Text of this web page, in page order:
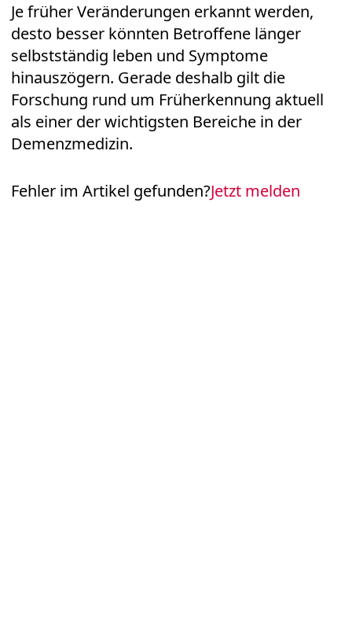
Je früher Veränderungen erkannt werden,
desto besser könnten Betroffene länger
selbstständig leben und Symptome
hinauszögern. Gerade deshalb gilt die
Forschung rund um Früherkennung aktuell
als einer der wichtigsten Bereiche in der
Demenzmedizin.
Fehler im Artikel gefunden?Jetzt melden